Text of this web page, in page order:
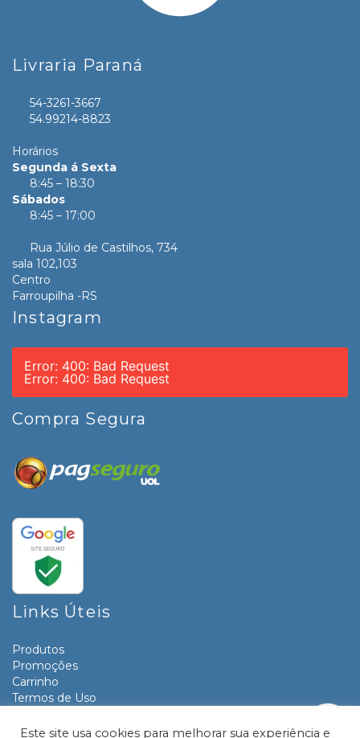
Livraria Paraná
54-3261-3667
54.99214-8823
Horários
Segunda á Sexta
8:45 – 18:30
Sábados
8:45 – 17:00
Rua Júlio de Castilhos, 734
sala 102,103
Centro
Farroupilha -RS
Instagram
Error: 400: Bad Request
Error: 400: Bad Request
Compra Segura
Links Úteis
Produtos
Promoções
Carrinho
Termos de Uso
Contato
Este site usa cookies para melhorar sua experiência e